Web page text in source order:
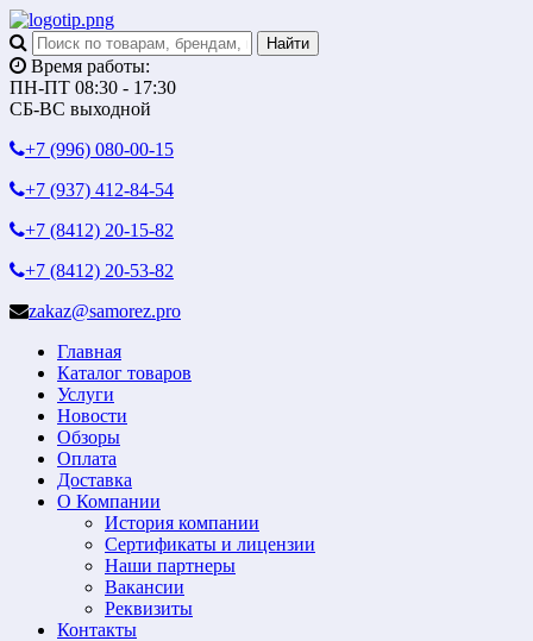
Время работы:
ПН-ПТ 08:30 - 17:30
СБ-ВС выходной
+7 (996) 080-00-15
+7 (937) 412-84-54
+7 (8412) 20-15-82
+7 (8412) 20-53-82
zakaz@samorez.pro
Главная
Каталог товаров
Услуги
Новости
Обзоры
Оплата
Доставка
О Компании
История компании
Сертификаты и лицензии
Наши партнеры
Вакансии
Реквизиты
Контакты